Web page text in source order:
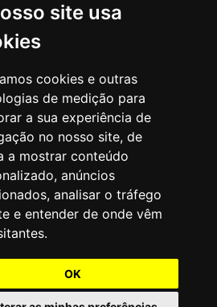
site usa
cookies e outras
de medição para
a sua experiência de
no nosso site, de
a mostrar conteúdo
anúncios
analisar o tráfego
e entender de onde vêm
OK